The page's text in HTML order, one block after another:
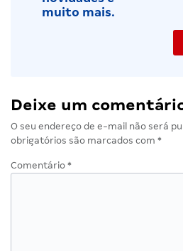
muito mais.
Deixe um
O seu endereço de e-mail não será
obrigatórios são marcados com *
Comentário *